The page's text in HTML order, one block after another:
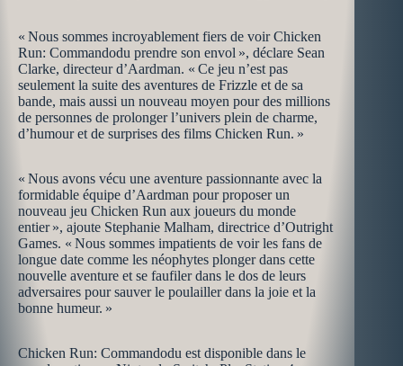
« Nous sommes incroyablement fiers de voir Chicken
Run: Commandodu prendre son envol », déclare Sean
Clarke, directeur d’Aardman. « Ce jeu n’est pas
seulement la suite des aventures de Frizzle et de sa
bande, mais aussi un nouveau moyen pour des millions
de personnes de prolonger l’univers plein de charme,
d’humour et de surprises des films Chicken Run. »
« Nous avons vécu une aventure passionnante avec la
formidable équipe d’Aardman pour proposer un
nouveau jeu Chicken Run aux joueurs du monde
entier », ajoute Stephanie Malham, directrice d’Outright
Games. « Nous sommes impatients de voir les fans de
longue date comme les néophytes plonger dans cette
nouvelle aventure et se faufiler dans le dos de leurs
adversaires pour sauver le poulailler dans la joie et la
bonne humeur. »
Chicken Run: Commandodu est disponible dans le